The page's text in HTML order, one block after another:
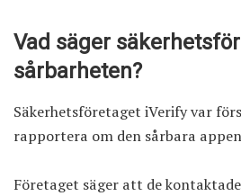
Vad säger
sårbarheten?
Säkerhetsföretaget iVerify var
rapportera om den sårbara
Företaget säger att de